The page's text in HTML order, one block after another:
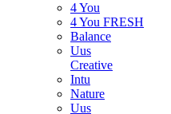
4 You
4 You FRESH
Balance
Uus
Creative
Intu
Nature
Uus